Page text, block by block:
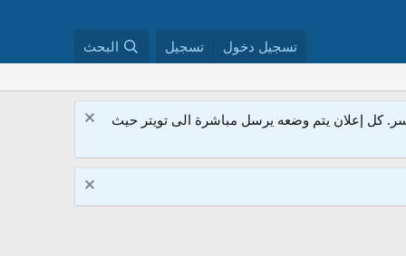
تسجيل دخول تسجيل البحث
كل إعلان يتم وضعه يرسل مباشرة الى تويتر حيث